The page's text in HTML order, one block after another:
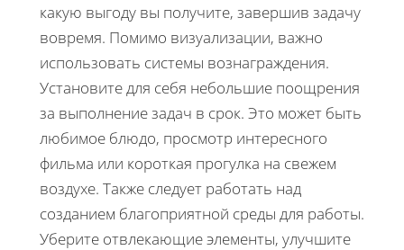
какую выгоду вы получите, завершив задачу
вовремя. Помимо визуализации, важно
использовать системы вознаграждения.
Установите для себя небольшие поощрения
за выполнение задач в срок. Это может быть
любимое блюдо, просмотр интересного
фильма или короткая прогулка на свежем
воздухе. Также следует работать над
созданием благоприятной среды для работы.
Уберите отвлекающие элементы, улучшите